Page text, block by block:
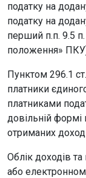
податку на
податку на
перший п.п. 9.5
положення»
Пунктом 296.1
платники
платниками
довільній
отриманих
Облік доходів
або